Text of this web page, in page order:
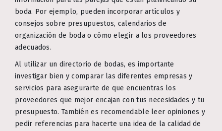
boda. Por ejemplo, pueden incorporar artículos y
consejos sobre presupuestos, calendarios de
organización de boda o cómo elegir a los proveedores
adecuados.
Al utilizar un directorio de bodas, es importante
investigar bien y comparar las diferentes empresas y
servicios para asegurarte de que encuentras los
proveedores que mejor encajan con tus necesidades y tu
presupuesto. También es recomendable leer opiniones y
pedir referencias para hacerte una idea de la calidad de